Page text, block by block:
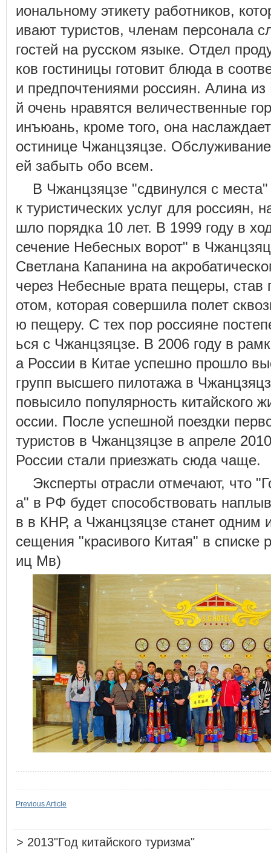
иональному этикету работников,
ивают туристов, членам персонала
гостей на русском языке. Отдел
ков гостиницы готовит блюда в
и предпочтениями россиян. Алина из
й очень нравятся величественные
инъюань, кроме того, она
остинице Чжанцзяцзе.
ей забыть обо всем.
В Чжанцзяцзе "сдвинулся с
к туристических услуг для россиян,
шло порядка 10 лет. В 1999 году в
сечение Небесных ворот" в
Светлана Капанина на
через Небесные врата пещеры,
отом, которая совершила полет
ю пещеру. С тех пор россияне
ься с Чжанцзяцзе. В 2006 году в
а России в Китае успешно прошло
групп высшего пилотажа в
повысило популярность китайского
оссии. После успешной поездки
туристов в Чжанцзяцзе в апреле
России стали приезжать сюда чаще.
Эксперты отрасли отмечают, что
а" в РФ будет способствовать
в в КНР, а Чжанцзяцзе станет одним
сещения "красивого Китая" в списке
иц Мв)
Previous Article
> 2013"Год китайского туризма"